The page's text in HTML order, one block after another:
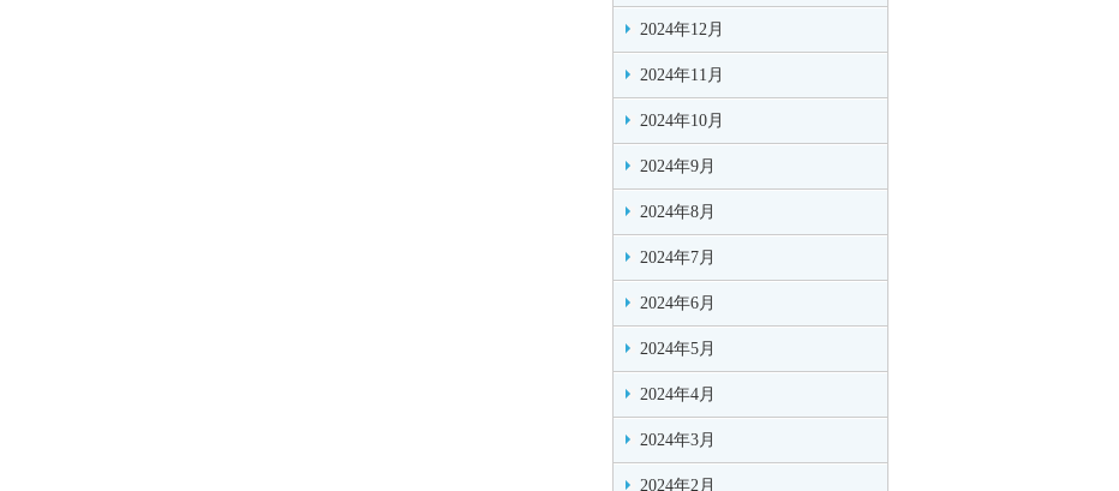
2024年12月
2024年11月
2024年10月
2024年9月
2024年8月
2024年7月
2024年6月
2024年5月
2024年4月
2024年3月
2024年2月